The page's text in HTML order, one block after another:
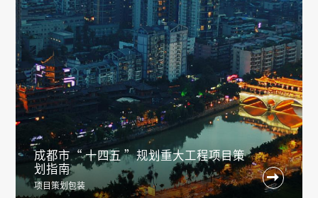
成都市“ 十四五 ”规划重大工程项目策
划指南
项目策划包装
